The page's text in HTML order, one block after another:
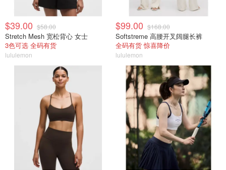
$39.00 $58.00
Stretch Mesh 宽松背心 女士
3色可选 全码有货
lululemon
$99.00 $168.00
Softstreme 高腰开叉阔腿长裤
全码有货 惊喜降价
lululemon